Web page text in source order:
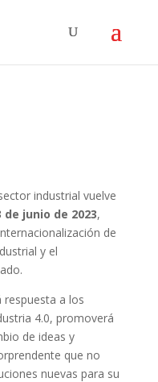
industrial vuelve
junio de 2023,
de
y el
a los
4.0, promoverá
de ideas y
que no
nuevas para su